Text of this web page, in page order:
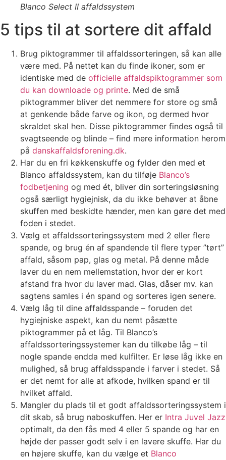
Blanco Select II affaldssystem
5 tips til at sortere dit affald
Brug piktogrammer til affaldssorteringen, så kan alle
være med. På nettet kan du finde ikoner, som er
identiske med de officielle affaldspiktogrammer som
du kan downloade og printe. Med de små
piktogrammer bliver det nemmere for store og små
at genkende både farve og ikon, og dermed hvor
skraldet skal hen. Disse piktogrammer findes også til
svagtseende og blinde – find mere information herom
på danskaffaldsforening.dk.
Har du en fri køkkenskuffe og fylder den med et
Blanco affaldssystem, kan du tilføje Blanco’s
fodbetjening og med ét, bliver din sorteringsløsning
også særligt hygiejnisk, da du ikke behøver at åbne
skuffen med beskidte hænder, men kan gøre det med
foden i stedet.
Vælg et affaldssorteringssystem med 2 eller flere
spande, og brug én af spandende til flere typer ”tørt”
affald, såsom pap, glas og metal. På denne måde
laver du en nem mellemstation, hvor der er kort
afstand fra hvor du laver mad. Glas, dåser mv. kan
sagtens samles i én spand og sorteres igen senere.
Vælg låg til dine affaldsspande – foruden det
hygiejniske aspekt, kan du nemt påsætte
piktogrammer på et låg. Til Blanco’s
affaldssorteringssystemer kan du tilkøbe låg – til
nogle spande endda med kulfilter. Er løse låg ikke en
mulighed, så brug affaldsspande i farver i stedet. Så
er det nemt for alle at afkode, hvilken spand er til
hvilket affald.
Mangler du plads til et godt affaldssorteringssystem i
dit skab, så brug naboskuffen. Her er Intra Juvel Jazz
optimalt, da den fås med 4 eller 5 spande og har en
højde der passer godt selv i en lavere skuffe. Har du
en højere skuffe, kan du vælge et Blanco